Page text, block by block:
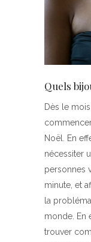
Quels
Dès le
Noël. En
nécessiter
personnes
minute, et
la
monde. En
trouver